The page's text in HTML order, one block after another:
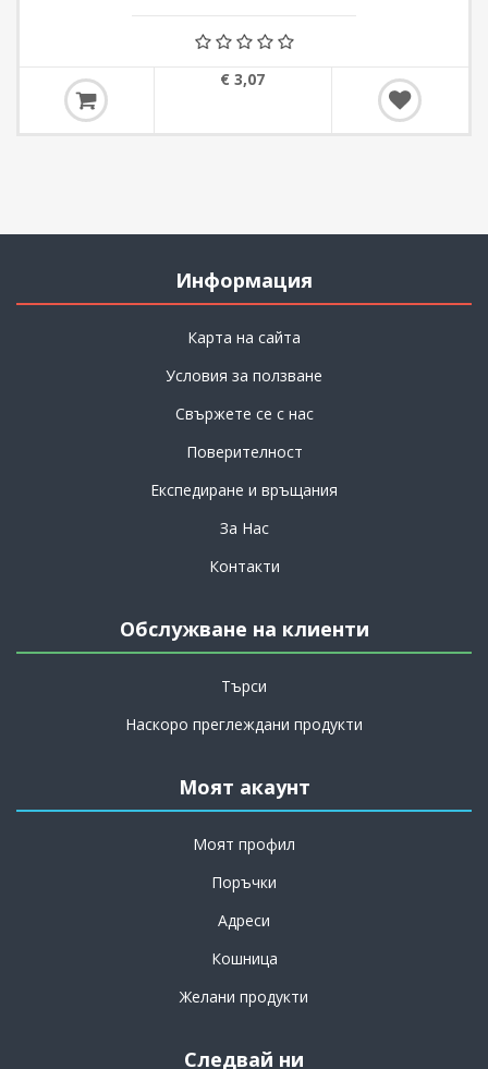
€ 3,07
Информация
Карта на сайта
Условия за ползване
Свържете се с нас
Поверителност
Експедиране и връщания
За Нас
Контакти
Обслужване на клиенти
Търси
Наскоро преглеждани продукти
Моят акаунт
Моят профил
Поръчки
Адреси
Кошница
Желани продукти
Следвай ни